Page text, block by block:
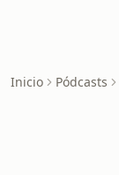
Inicio Pódcasts